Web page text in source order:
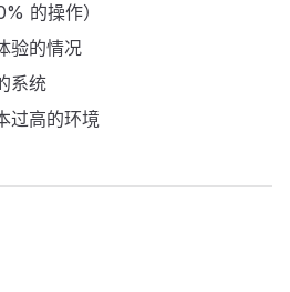
的操作）
验的情况
系统
过高的环境